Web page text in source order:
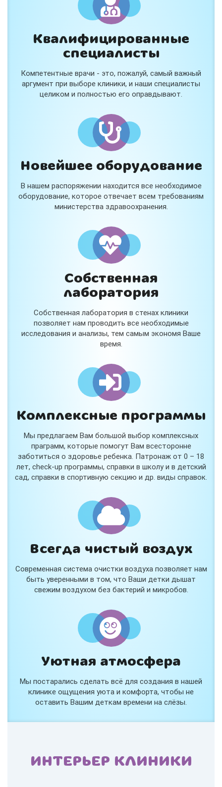
Квалифицированные
специалисты
Компетентные врачи - это, пожалуй, самый важный
аргумент при выборе клиники, и наши специалисты
целиком и полностью его оправдывают.
Новейшее оборудование
В нашем распоряжении находится все необходимое
оборудование, которое отвечает всем требованиям
министерства здравоохранения.
Собственная
лаборатория
Собственная лаборатория в стенах клиники
позволяет нам проводить все необходимые
исследования и анализы, тем самым экономя Ваше
время.
Комплексные программы
Мы предлагаем Вам большой выбор комплексных
праграмм, которые помогут Вам всесторонне
заботиться о здоровье ребенка. Патронаж от 0 – 18
лет, check-up программы, справки в школу и в детский
сад, справки в спортивную секцию и др. виды справок.
Всегда чистый воздух
Современная система очистки воздуха позволяет нам
быть уверенными в том, что Ваши детки дышат
свежим воздухом без бактерий и микробов.
Уютная атмосфера
Мы постарались сделать всё для создания в нашей
клинике ощущения уюта и комфорта, чтобы не
оставить Вашим деткам времени на слёзы.
ИНТЕРЬЕР КЛИНИКИ
Консультация ортопеда +
тейпирование за 1 приём
Вас или вашего ребёнка беспокоят:
- боли в спине, шее, коленях или ногах?
- дискомфорт после спорта и нагрузок?
В «Медлэнд» принимает известный ортопед-
травматолог Шехмаметьев Али Зарефуллович
В прием входит:
✔️ Осмотр и консультация врача
✔️ Рекомендации по вашей ситуации
✔️Тейпирование
спортсменам и беременным женщинам.
Специальная цена — 3000 ₽.
и расскажем подробнее!
Нет, спасибо
Я согласен на обработкуперсональных данных
Работает наСтримвуд